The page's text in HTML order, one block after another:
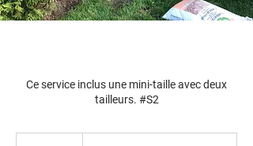
Ce service inclus une mini-taille avec deux
tailleurs. #S2